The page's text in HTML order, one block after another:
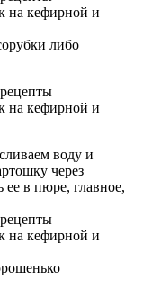
либо
воду и
через
в пюре, главное,